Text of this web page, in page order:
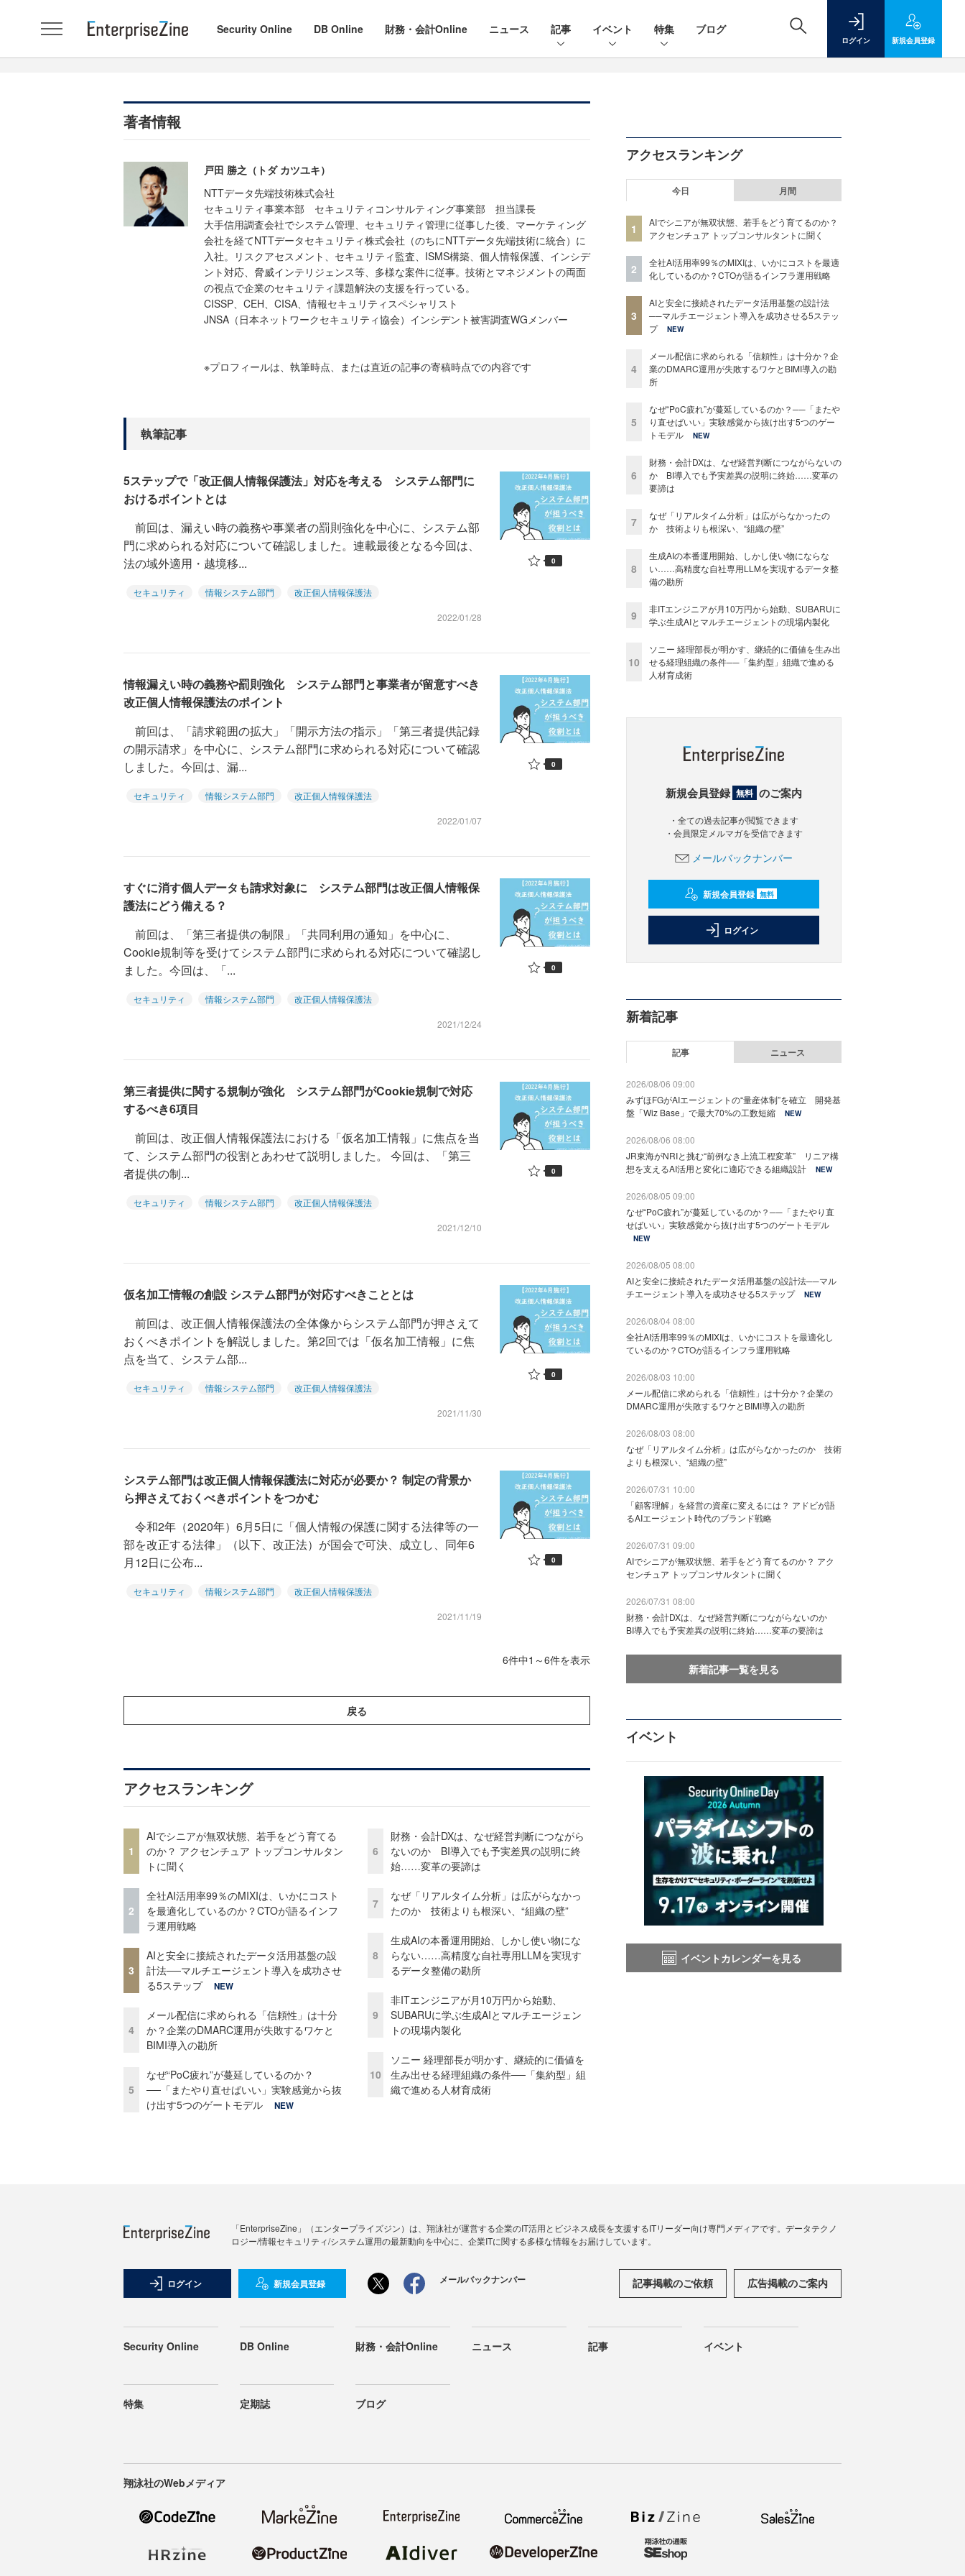
Security Online DB Online 財務・会計Online ニュース 記事 イベント 特集 ブログ
ログイン 新規会員登録
著者情報
戸田 勝之（トダ カツユキ）
NTTデータ先端技術株式会社
セキュリティ事業本部 セキュリティコンサルティング事業部 担当課長
大手信用調査会社でシステム管理、セキュリティ管理に従事した後、マーケティング
会社を経てNTTデータセキュリティ株式会社（のちにNTTデータ先端技術に統合）に
入社。リスクアセスメント、セキュリティ監査、ISMS構築、個人情報保護、インシデ
ント対応、脅威インテリジェンス等、多様な案件に従事。技術とマネジメントの両面
の視点で企業のセキュリティ課題解決の支援を行っている。
CISSP、CEH、CISA、情報セキュリティスペシャリスト
JNSA（日本ネットワークセキュリティ協会）インシデント被害調査WGメンバー
※プロフィールは、執筆時点、または直近の記事の寄稿時点での内容です
執筆記事
5ステップで「改正個人情報保護法」対応を考える システム部門に
おけるポイントとは
前回は、漏えい時の義務や事業者の罰則強化を中心に、システム部
門に求められる対応について確認しました。連載最後となる今回は、
法の域外適用・越境移...
セキュリティ 情報システム部門 改正個人情報保護法
2022/01/28
0
情報漏えい時の義務や罰則強化 システム部門と事業者が留意すべき
改正個人情報保護法のポイント
前回は、「請求範囲の拡大」「開示方法の指示」「第三者提供記録
の開示請求」を中心に、システム部門に求められる対応について確認
しました。今回は、漏...
セキュリティ 情報システム部門 改正個人情報保護法
2022/01/07
0
すぐに消す個人データも請求対象に システム部門は改正個人情報保
護法にどう備える？
前回は、「第三者提供の制限」「共同利用の通知」を中心に、
Cookie規制等を受けてシステム部門に求められる対応について確認し
ました。今回は、「...
セキュリティ 情報システム部門 改正個人情報保護法
2021/12/24
0
第三者提供に関する規制が強化 システム部門がCookie規制で対応
するべき6項目
前回は、改正個人情報保護法における「仮名加工情報」に焦点を当
て、システム部門の役割とあわせて説明しました。 今回は、「第三
者提供の制...
セキュリティ 情報システム部門 改正個人情報保護法
2021/12/10
0
仮名加工情報の創設 システム部門が対応すべきこととは
前回は、改正個人情報保護法の全体像からシステム部門が押さえて
おくべきポイントを解説しました。第2回では「仮名加工情報」に焦
点を当て、システム部...
セキュリティ 情報システム部門 改正個人情報保護法
2021/11/30
0
システム部門は改正個人情報保護法に対応が必要か？ 制定の背景か
ら押さえておくべきポイントをつかむ
令和2年（2020年）6月5日に「個人情報の保護に関する法律等の一
部を改正する法律」（以下、改正法）が国会で可決、成立し、同年6
月12日に公布...
セキュリティ 情報システム部門 改正個人情報保護法
2021/11/19
0
6件中1～6件を表示
戻る
アクセスランキング
1
AIでシニアが無双状態、若手をどう育てる
のか？ アクセンチュア トップコンサルタン
トに聞く
2
全社AI活用率99％のMIXIは、いかにコスト
を最適化しているのか？CTOが語るインフ
ラ運用戦略
3
AIと安全に接続されたデータ活用基盤の設
計法──マルチエージェント導入を成功させ
る5ステップ
NEW
4
メール配信に求められる「信頼性」は十分
か？企業のDMARC運用が失敗するワケと
BIMI導入の勘所
5
なぜ“PoC疲れ”が蔓延しているのか？
──「またやり直せばいい」実験感覚から抜
け出す5つのゲートモデル
NEW
6
財務・会計DXは、なぜ経営判断につながら
ないのか BI導入でも予実差異の説明に終
始……変革の要諦は
7
なぜ「リアルタイム分析」は広がらなかっ
たのか 技術よりも根深い、“組織の壁”
8
生成AIの本番運用開始、しかし使い物にな
らない……高精度な自社専用LLMを実現す
るデータ整備の勘所
9
非ITエンジニアが月10万円から始動、
SUBARUに学ぶ生成AIとマルチエージェン
トの現場内製化
10
ソニー 経理部長が明かす、継続的に価値を
生み出せる経理組織の条件──「集約型」組
織で進める人材育成術
アクセスランキング
今日 月間
1
AIでシニアが無双状態、若手をどう育てるのか？
アクセンチュア トップコンサルタントに聞く
2
全社AI活用率99％のMIXIは、いかにコストを最適
化しているのか？CTOが語るインフラ運用戦略
3
AIと安全に接続されたデータ活用基盤の設計法
──マルチエージェント導入を成功させる5ステッ
プ
NEW
4
メール配信に求められる「信頼性」は十分か？企
業のDMARC運用が失敗するワケとBIMI導入の勘
所
5
なぜ“PoC疲れ”が蔓延しているのか？──「またや
り直せばいい」実験感覚から抜け出す5つのゲー
トモデル
NEW
6
財務・会計DXは、なぜ経営判断につながらないの
か BI導入でも予実差異の説明に終始……変革の
要諦は
7
なぜ「リアルタイム分析」は広がらなかったの
か 技術よりも根深い、“組織の壁”
8
生成AIの本番運用開始、しかし使い物にならな
い……高精度な自社専用LLMを実現するデータ整
備の勘所
9
非ITエンジニアが月10万円から始動、SUBARUに
学ぶ生成AIとマルチエージェントの現場内製化
10
ソニー 経理部長が明かす、継続的に価値を生み出
せる経理組織の条件──「集約型」組織で進める
人材育成術
新規会員登録 無料 のご案内
・全ての過去記事が閲覧できます
・会員限定メルマガを受信できます
メールバックナンバー
新規会員登録 無料
ログイン
新着記事
記事 ニュース
2026/08/06 09:00
みずほFGがAIエージェントの“量産体制”を確立 開発基
盤「Wiz Base」で最大70%の工数短縮
NEW
2026/08/06 08:00
JR東海がNRIと挑む“前例なき上流工程変革” リニア構
想を支えるAI活用と変化に適応できる組織設計
NEW
2026/08/05 09:00
なぜ“PoC疲れ”が蔓延しているのか？──「またやり直
せばいい」実験感覚から抜け出す5つのゲートモデル
NEW
2026/08/05 08:00
AIと安全に接続されたデータ活用基盤の設計法──マル
チエージェント導入を成功させる5ステップ
NEW
2026/08/04 08:00
全社AI活用率99％のMIXIは、いかにコストを最適化し
ているのか？CTOが語るインフラ運用戦略
2026/08/03 10:00
メール配信に求められる「信頼性」は十分か？企業の
DMARC運用が失敗するワケとBIMI導入の勘所
2026/08/03 08:00
なぜ「リアルタイム分析」は広がらなかったのか 技術
よりも根深い、“組織の壁”
2026/07/31 10:00
「顧客理解」を経営の資産に変えるには？ アドビが語
るAIエージェント時代のブランド戦略
2026/07/31 09:00
AIでシニアが無双状態、若手をどう育てるのか？ アク
センチュア トップコンサルタントに聞く
2026/07/31 08:00
財務・会計DXは、なぜ経営判断につながらないのか
BI導入でも予実差異の説明に終始……変革の要諦は
新着記事一覧を見る
イベント
イベントカレンダーを見る
「EnterpriseZine」（エンタープライズジン）は、翔泳社が運営する企業のIT活用とビジネス成長を支援するITリーダー向け専門メディアです。データテクノ
ロジー/情報セキュリティ/システム運用の最新動向を中心に、企業ITに関する多様な情報をお届けしています。
ログイン 新規会員登録 メールバックナンバー 記事掲載のご依頼 広告掲載のご案内
Security Online DB Online 財務・会計Online ニュース 記事 イベント
特集 定期誌 ブログ
翔泳社のWebメディア